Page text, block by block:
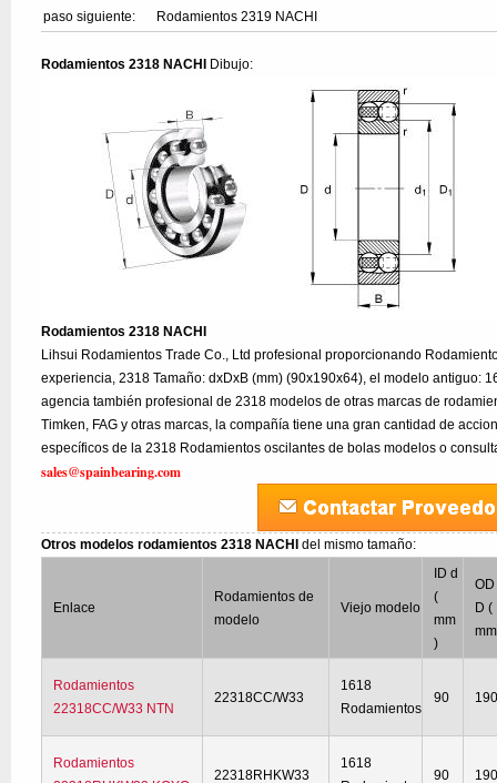
paso siguiente:
Rodamientos 2319 NACHI
Rodamientos 2318 NACHI Dibujo:
Rodamientos 2318 NACHI
Lihsui Rodamientos Trade Co., Ltd profesional proporcionando
experiencia, 2318 Tamaño: dxDxB (mm) (90x190x64), el modelo antiguo:
agencia también profesional de 2318 modelos de otras marcas de
Timken, FAG y otras marcas, la compañía tiene una gran cantidad de
específicos de la 2318 Rodamientos oscilantes de bolas modelos o
sales@spainbearing.com
Otros modelos rodamientos 2318 NACHIdel mismo tamaño:
Enlace
Rodamientos de
modelo
Viejo modelo
ID d
(
mm
)
OD
D (
Rodamientos
22318CC/W33 NTN
22318CC/W33
1618
Rodamientos
90
Rodamientos
22318RHKW33
1618
90